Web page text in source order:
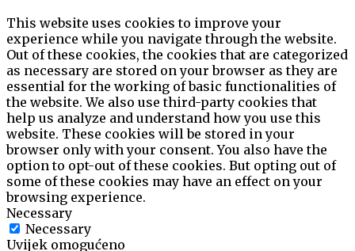
This website uses cookies to improve your
experience while you navigate through the website.
Out of these cookies, the cookies that are categorized
as necessary are stored on your browser as they are
essential for the working of basic functionalities of
the website. We also use third-party cookies that
help us analyze and understand how you use this
website. These cookies will be stored in your
browser only with your consent. You also have the
option to opt-out of these cookies. But opting out of
some of these cookies may have an effect on your
browsing experience.
Necessary
Necessary
Uvijek omogućeno